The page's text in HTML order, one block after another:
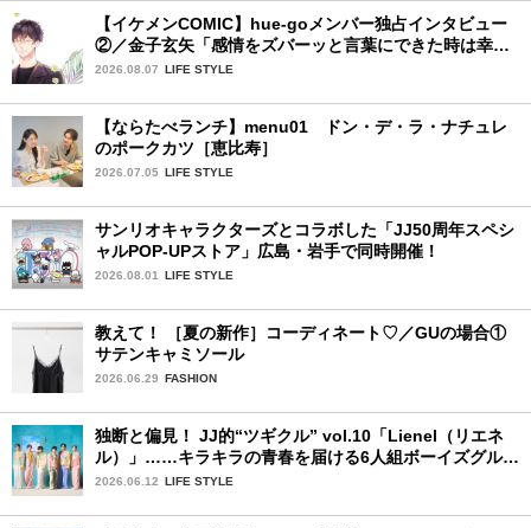
【イケメンCOMIC】hue-goメンバー独占インタビュー
②／金子玄矢「感情をズバーッと言葉にできた時は幸
せ〜」
2026.08.07 LIFE STYLE
【ならたべランチ】menu01 ドン・デ・ラ・ナチュレ
のポークカツ［恵比寿］
2026.07.05 LIFE STYLE
サンリオキャラクターズとコラボした「JJ50周年スペシ
ャルPOP-UPストア」広島・岩手で同時開催！
2026.08.01 LIFE STYLE
教えて！ ［夏の新作］コーディネート♡／GUの場合①
サテンキャミソール
2026.06.29 FASHION
独断と偏見！ JJ的“ツギクル” vol.10「Lienel（リエネ
ル）」……キラキラの青春を届ける6人組ボーイズグルー
プ
2026.06.12 LIFE STYLE